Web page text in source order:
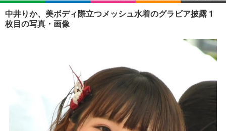
ショッピング その他
中井りか、美ボディ際立つメッシュ水着のグラビア披露 1
枚目の写真・画像